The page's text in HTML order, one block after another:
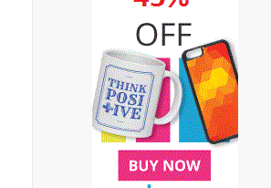
SAUSAGE SEDAP!
SHOPPING DI ZALORA LAGI!!
Ketam Masak Lemak Cili Api Lagi..
Perkara Yang Buat Tengkubutang
Tersenyum Pagi-Pagi...
TAMPIL BERGAYA DENGAN
TOPMAN